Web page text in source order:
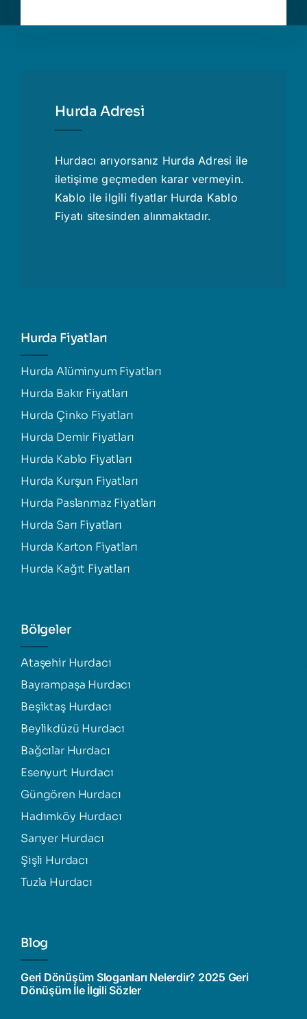
Hurda Adresi
Hurdacı arıyorsanız Hurda Adresi ile
iletişime geçmeden karar vermeyin.
Kablo ile ilgili fiyatlar Hurda Kablo
Fiyatı sitesinden alınmaktadır.
Hurda Fiyatları
Hurda Alüminyum Fiyatları
Hurda Bakır Fiyatları
Hurda Çinko Fiyatları
Hurda Demir Fiyatları
Hurda Kablo Fiyatları
Hurda Kurşun Fiyatları
Hurda Paslanmaz Fiyatları
Hurda Sarı Fiyatları
Hurda Karton Fiyatları
Hurda Kağıt Fiyatları
Bölgeler
Ataşehir Hurdacı
Bayrampaşa Hurdacı
Beşiktaş Hurdacı
Beylikdüzü Hurdacı
Bağcılar Hurdacı
Esenyurt Hurdacı
Güngören Hurdacı
Hadımköy Hurdacı
Sarıyer Hurdacı
Şişli Hurdacı
Tuzla Hurdacı
Blog
Geri Dönüşüm Sloganları Nelerdir? 2025 Geri
Dönüşüm İle İlgili Sözler